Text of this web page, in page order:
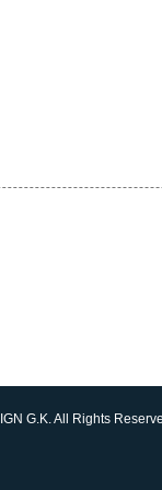
G.K.All Rights